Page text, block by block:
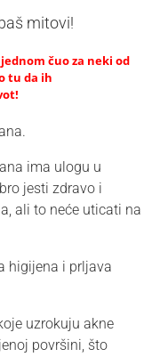
mitovi!
čuo za neki od
tu da ih
ima ulogu u
jesti zdravo i
ali to neće uticati na
higijena i prljava
uzrokuju akne
površini, što